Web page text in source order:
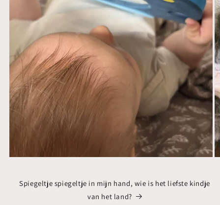
Spiegeltje spiegeltje in mijn hand, wie is het liefste kindje
van het land?